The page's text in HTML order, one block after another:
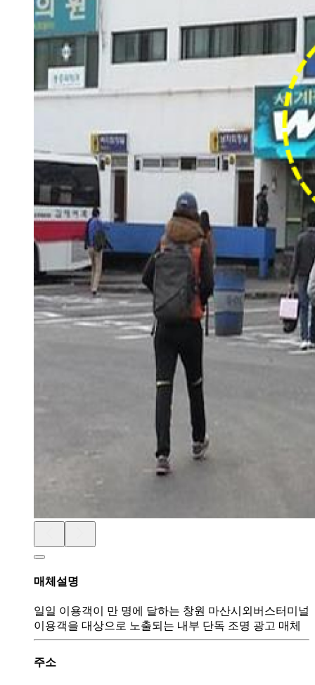
매체설명
일일 이용객이 만 명에 달하는 창원 마산시외버스터미널
이용객을 대상으로 노출되는 내부 단독 조명 광고 매체
주소